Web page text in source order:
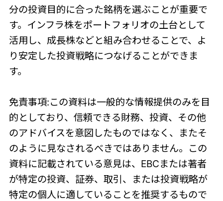
分の投資目的に合った銘柄を選ぶことが重要で
す。インフラ株をポートフォリオの土台として
活用し、成長株などと組み合わせることで、よ
り安定した投資戦略につなげることができま
す。
免責事項:この資料は一般的な情報提供のみを目
的としており、信頼できる財務、投資、その他
のアドバイスを意図したものではなく、またそ
のように見なされるべきではありません。この
資料に記載されている意見は、EBCまたは著者
が特定の投資、証券、取引、または投資戦略が
特定の個人に適していることを推奨するもので